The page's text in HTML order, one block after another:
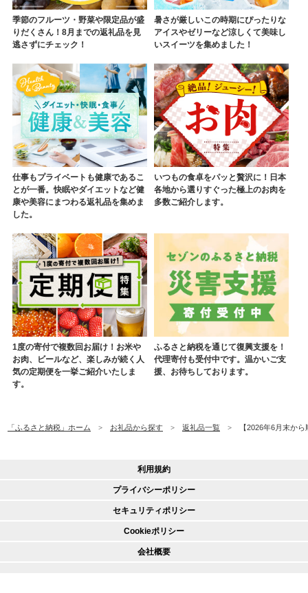
季節のフルーツ・野菜や限定品が盛
りだくさん！8月までの返礼品を見
逃さずにチェック！
暑さが厳しいこの時期にぴったりな
アイスやゼリーなど涼しくて美味し
いスイーツを集めました！
仕事もプライベートも健康であるこ
とが一番。快眠やダイエットなど健
康や美容にまつわる返礼品を集めま
した。
いつもの食卓をパッと贅沢に！日本
各地から選りすぐった極上のお肉を
多数ご紹介します。
1度の寄付で複数回お届け！お米や
お肉、ビールなど、楽しみが続く人
気の定期便を一挙ご紹介いたしま
す。
ふるさと納税を通じて復興支援を！
代理寄付も受付中です。温かいご支
援、お待ちしております。
「ふるさと納税」ホーム お礼品から探す 返礼品一覧 【2026年6月末か
利用規約
プライバシーポリシー
セキュリティポリシー
Cookieポリシー
会社概要